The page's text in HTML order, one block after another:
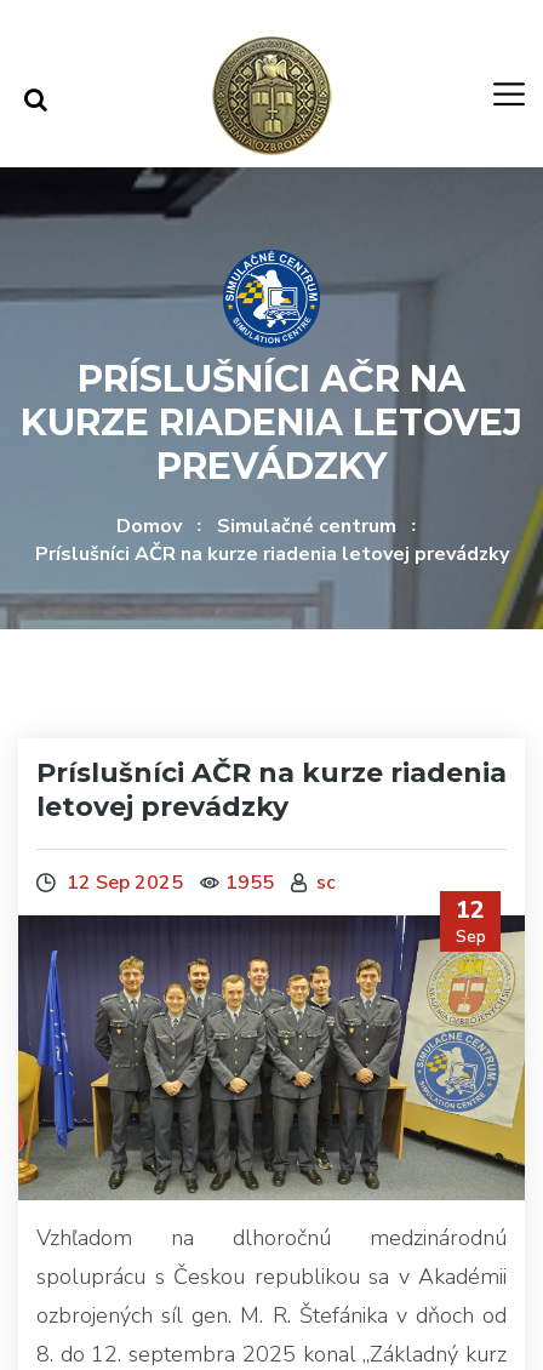
PRÍSLUŠNÍCI AČR NA
KURZE RIADENIA LETOVEJ
PREVÁDZKY
Domov
Simulačné centrum
Príslušníci AČR na kurze riadenia letovej prevádzky
Príslušníci AČR na kurze riadenia
letovej prevádzky
12 Sep 2025 1955 sc
12
Sep
Vzhľadom na dlhoročnú medzinárodnú
spoluprácu s Českou republikou sa v Akadémii
ozbrojených síl gen. M. R. Štefánika v dňoch od
8. do 12. septembra 2025 konal „Základný kurz